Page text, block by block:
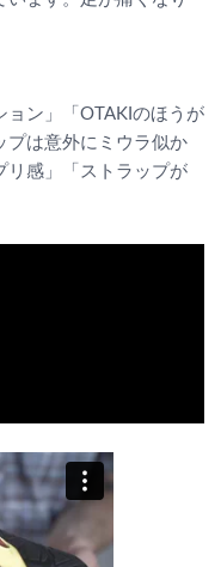
ョン」「OTAKIのほうが
プは意外にミウラ似か
リ感」「ストラップが